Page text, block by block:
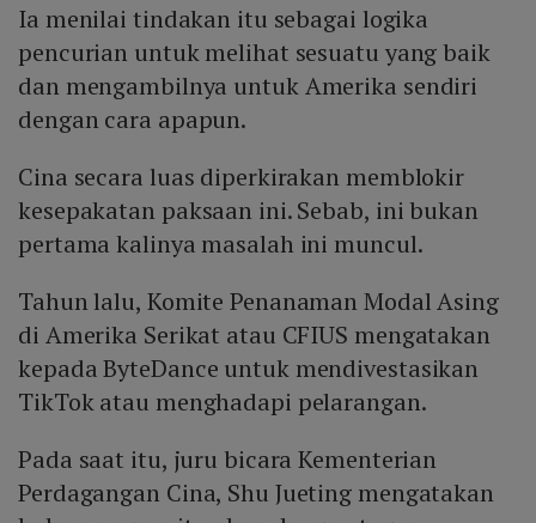
Ia menilai tindakan itu sebagai logika
pencurian untuk melihat sesuatu yang baik
dan mengambilnya untuk Amerika sendiri
dengan cara apapun.
Cina secara luas diperkirakan memblokir
kesepakatan paksaan ini. Sebab, ini bukan
pertama kalinya masalah ini muncul.
Tahun lalu, Komite Penanaman Modal Asing
di Amerika Serikat atau CFIUS mengatakan
kepada ByteDance untuk mendivestasikan
TikTok atau menghadapi pelarangan.
Pada saat itu, juru bicara Kementerian
Perdagangan Cina, Shu Jueting mengatakan